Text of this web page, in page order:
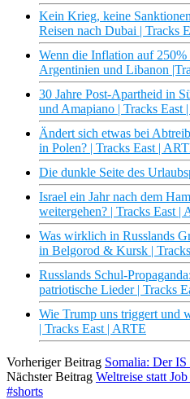
Kein Krieg, keine
Reisen nach Dubai | Tracks
Wenn die Inflation auf
Argentinien und Libanon
30 Jahre Post-Apartheid in
und Amapiano | Tracks East
Ändert sich etwas bei
in Polen? | Tracks East |
Die dunkle Seite des
Israel ein Jahr nach dem
weitergehen? | Tracks East |
Was wirklich in Russlands
in Belgorod & Kursk |
Russlands Schul-
patriotische Lieder | Tracks
Wie Trump uns triggert und
| Tracks East | ARTE
Vorheriger Beitrag Somalia: Der
Nächster Beitrag Weltreise statt
#shorts